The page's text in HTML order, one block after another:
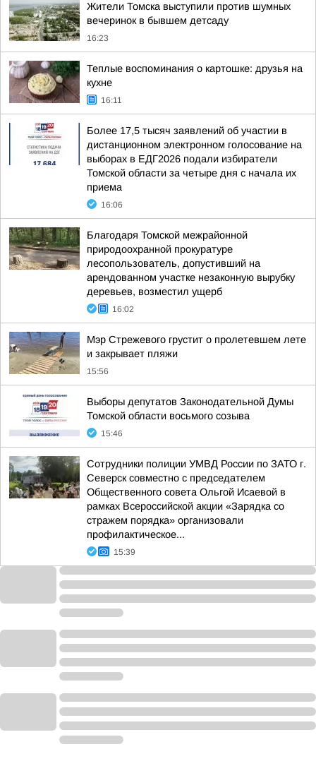
Жители Томска выступили против шумных
вечеринок в бывшем детсаду
16:23
Теплые воспоминания о картошке: друзья на
кухне
16:11
Более 17,5 тысяч заявлений об участии в
дистанционном электронном голосование на
выборах в ЕДГ2026 подали избиратели
Томской области за четыре дня с начала их
приема
16:06
Благодаря Томской межрайонной
природоохранной прокуратуре
лесопользователь, допустивший на
арендованном участке незаконную вырубку
деревьев, возместил ущерб
16:02
Мэр Стрежевого грустит о пролетевшем лете
и закрывает пляжи
15:56
Выборы депутатов Законодательной Думы
Томской области восьмого созыва
15:46
Сотрудники полиции УМВД России по ЗАТО г.
Северск совместно с председателем
Общественного совета Ольгой Исаевой в
рамках Всероссийской акции «Зарядка со
стражем порядка» организовали
профилактическое...
15:39